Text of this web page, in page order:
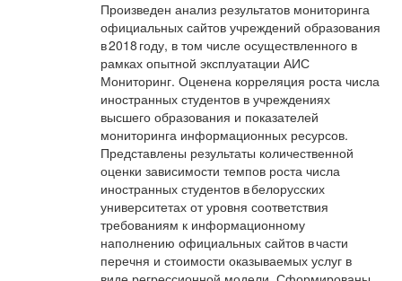
Произведен анализ результатов мониторинга
официальных сайтов учреждений образования
в 2018 году, в том числе осуществленного в
рамках опытной эксплуатации АИС
Мониторинг. Оценена корреляция роста числа
иностранных студентов в учреждениях
высшего образования и показателей
мониторинга информационных ресурсов.
Представлены результаты количественной
оценки зависимости темпов роста числа
иностранных студентов в белорусских
университетах от уровня соответствия
требованиям к информационному
наполнению официальных сайтов в части
перечня и стоимости оказываемых услуг в